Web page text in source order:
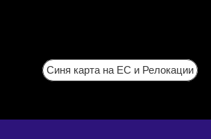
Синя карта на ЕС и Релокации